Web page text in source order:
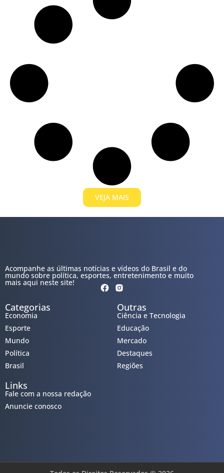
VEJA MAIS
Acompanhe as últimas notícias e vídeos do Brasil e do
mundo sobre política, esportes, entretenimento e muito
mais aqui neste site!
Categorias
Economia
Esporte
Mundo
Política
Brasil
Outras
Ciência e Tecnologia
Educação
Mercado
Destaques
Regiões
Links
Fale com a nossa redação
Anuncie conosco